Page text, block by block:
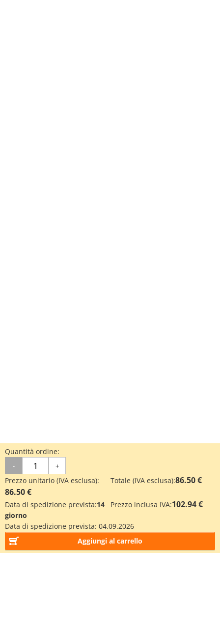
Quantità ordine:
- +
Prezzo unitario (IVA esclusa):
86.50 €
Totale (IVA esclusa):86.50 €
Data di spedizione prevista:14
giorno
Prezzo inclusa IVA:102.94 €
Data di spedizione prevista: 04.09.2026
Aggiungi al carrello